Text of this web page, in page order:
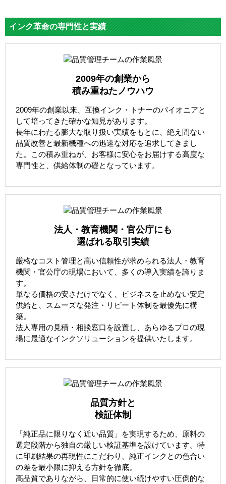
インク革命の専門性と実績
2009年の創業から
積み重ねたノウハウ
2009年の創業以来、互換インク・トナーのパイオニアと
して培ってきた確かな知見があります。
長年にわたる膨大な取り扱い実績をもとに、絶え間ない
品質改善と最新機種への迅速な対応を追求してきまし
た。この積み重ねが、お客様に安心をお届けする高度な
専門性と、供給体制の礎となっています。
法人・教育機関・官公庁にも
選ばれる取引実績
厳格なコスト管理と高い信頼性が求められる法人・教育
機関・官公庁の現場において、多くの導入実績を誇りま
す。
単なる価格の安さだけでなく、ビジネスを止めない安定
供給と、スムーズな発注・リピート体制を最優先に構
築。
法人専用の見積・相談窓口を設置し、あらゆるプロの現
場に最適なインクソリューションを提供いたします。
品質方針と
検証体制
「純正品に限りなく近い品質」を実現するため、原料の
選定段階から独自の厳しい検証基準を設けています。特
に印刷結果の再現性にこだわり、純正インクとの色合い
の差を最小限に抑える方針を徹底。
高品質でありながら、日常的に使い続けやすい圧倒的な